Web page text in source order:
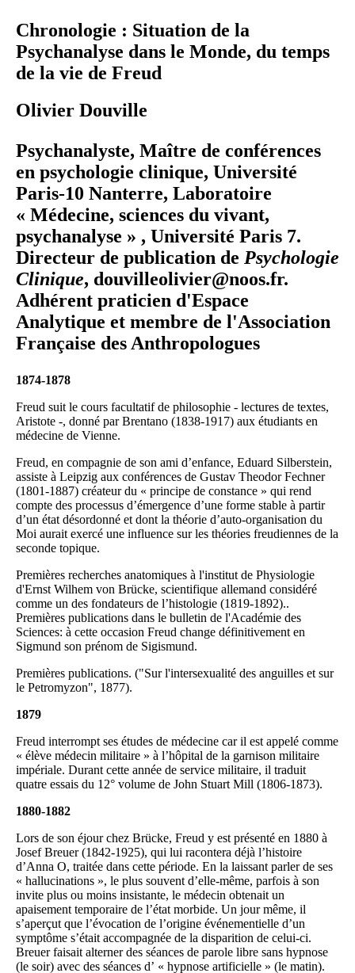
Chronologie : Situation de la
Psychanalyse dans le Monde, du temps
de la vie de Freud
Olivier Douville
Psychanalyste, Maître de conférences
en psychologie clinique, Université
Paris-10 Nanterre, Laboratoire
« Médecine, sciences du vivant,
psychanalyse » , Université Paris 7.
Directeur de publication de Psychologie
Clinique, douvilleolivier@noos.fr.
Adhérent praticien d'Espace
Analytique et membre de l'Association
Française des Anthropologues
1874-1878
Freud suit le cours facultatif de philosophie - lectures de textes,
Aristote -, donné par Brentano (1838-1917) aux étudiants en
médecine de Vienne.
Freud, en compagnie de son ami d’enfance, Eduard Silberstein,
assiste à Leipzig aux conférences de Gustav Theodor Fechner
(1801-1887) créateur du « principe de constance » qui rend
compte des processus d’émergence d’une forme stable à partir
d’un état désordonné et dont la théorie d’auto-organisation du
Moi aurait exercé une influence sur les théories freudiennes de la
seconde topique.
Premières recherches anatomiques à l'institut de Physiologie
d'Ernst Wilhem von Brücke, scientifique allemand considéré
comme un des fondateurs de l’histologie (1819-1892)..
Premières publications dans le bulletin de l'Académie des
Sciences: à cette occasion Freud change définitivement en
Sigmund son prénom de Sigismund.
Premières publications. ("Sur l'intersexualité des anguilles et sur
le Petromyzon", 1877).
1879
Freud interrompt ses études de médecine car il est appelé comme
« élève médecin militaire » à l’hôpital de la garnison militaire
impériale. Durant cette année de service militaire, il traduit
quatre essais du 12° volume de John Stuart Mill (1806-1873).
1880-1882
Lors de son éjour chez Brücke, Freud y est présenté en 1880 à
Josef Breuer (1842-1925), qui lui racontera déjà l’histoire
d’Anna O, traitée dans cette période. En la laissant parler de ses
« hallucinations », le plus souvent d’elle-même, parfois à son
invite plus ou moins insistante, le médecin obtenait un
apaisement temporaire de l’état morbide. Un jour même, il
s’aperçut que l’évocation de l’origine événementielle d’un
symptôme s’était accompagnée de la disparition de celui-ci.
Breuer faisait alterner des séances de parole libre sans hypnose
(le soir) avec des séances d’ « hypnose artificielle » (le matin).